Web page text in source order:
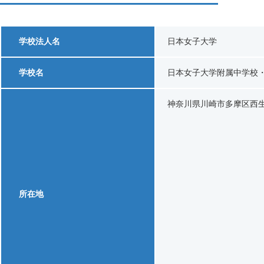
学校法人名 日本女子大学
学校名 日本女子大学附属中学校
所在地
神奈川県川崎市多摩区西